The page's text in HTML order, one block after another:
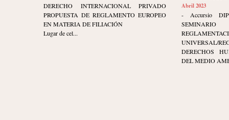
DERECHO INTERNACIONAL PRIVADO
PROPUESTA DE REGLAMENTO EUROPEO
EN MATERIA DE FILIACIÓN
Lugar de cel...
Abril 2023
- Accursio
UNIVERSAL/
DERECHOS
DEL MEDIO